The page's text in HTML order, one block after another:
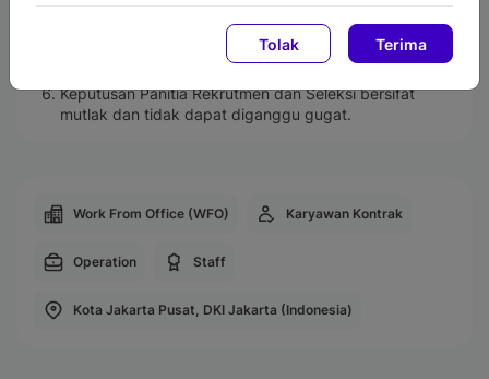
Tolak Terima
GRATIS/TIDAK DIPUNGUT BIAYA. Berhati-hatilah
terhadap segala jenis penipuan yang
mengatasnamakan BPJS Kesehatan dan meminta
Keputusan Panitia Rekrutmen dan Seleksi bersifat
mutlak dan tidak dapat diganggu gugat.
Work From Office (WFO) Karyawan Kontrak
Operation Staff
Kota Jakarta Pusat, DKI Jakarta (Indonesia)